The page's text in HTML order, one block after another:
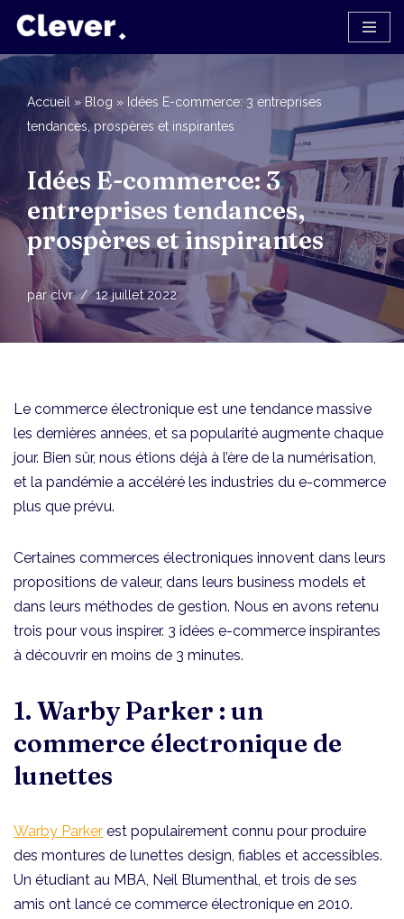
Aller
contenu
Accueil » Blog » Idées E-commerce: 3 entreprises
tendances, prospères et inspirantes
Idées E-commerce: 3
entreprises tendances,
prospères et inspirantes
parclvr 12 juillet 2022
Le commerce électronique est une tendance massive
les dernières années, et sa popularité augmente chaque
jour. Bien sûr, nous étions déjà à l’ère de la numérisation,
et la pandémie a accéléré les industries du e-commerce
plus que prévu.
Certaines commerces électroniques innovent dans leurs
propositions de valeur, dans leurs business models et
dans leurs méthodes de gestion. Nous en avons retenu
trois pour vous inspirer. 3 idées e-commerce inspirantes
à découvrir en moins de 3 minutes.
1. Warby Parker : un
commerce électronique de
lunettes
Warby Parker est populairement connu pour produire
des montures de lunettes design, fiables et accessibles.
Un étudiant au MBA, Neil Blumenthal, et trois de ses
amis ont lancé ce commerce électronique en 2010.